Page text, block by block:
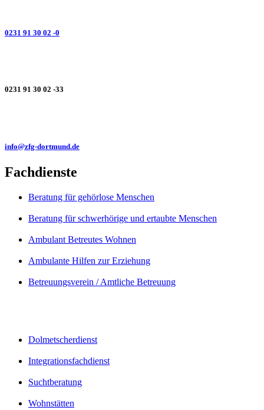
0231 91 30 02 -0
0231 91 30 02 -33
info@zfg-dortmund.de
Fachdienste
Beratung für gehörlose Menschen
Beratung für schwerhörige und ertaubte Menschen
Ambulant Betreutes Wohnen
Ambulante Hilfen zur Erziehung
Betreuungsverein / Amtliche Betreuung
Dolmetscherdienst
Integrationsfachdienst
Suchtberatung
Wohnstätten